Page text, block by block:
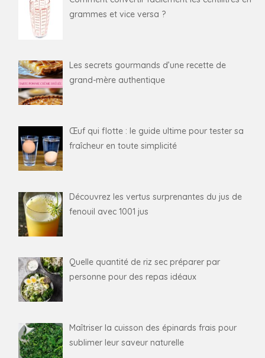
grammes et vice versa ?
Les secrets gourmands d’une recette de
grand-mère authentique
Œuf qui flotte : le guide ultime pour tester sa
fraîcheur en toute simplicité
Découvrez les vertus surprenantes du jus de
fenouil avec 1001 jus
Quelle quantité de riz sec préparer par
personne pour des repas idéaux
Maîtriser la cuisson des épinards frais pour
sublimer leur saveur naturelle